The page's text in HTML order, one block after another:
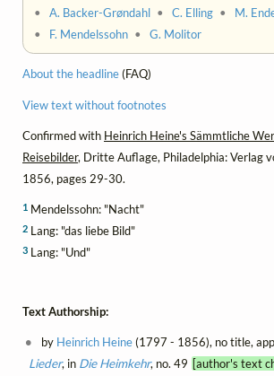
•A. Backer-Grøndahl •C. Elling • M.
• F. Mendelssohn •G. Molitor
About the headline(FAQ)
View text without footnotes
Confirmed with Heinrich Heine's Sämmtliche
Reisebilder, Dritte Auflage, Philadelphia: Verlag
1856, pages 29-30.
1 Mendelssohn: "Nacht"
2 Lang: "das liebe Bild"
3 Lang: "Und"
Text Authorship:
by Heinrich Heine(1797 - 1856), no title,
Lieder, in Die Heimkehr, no. 49 [author's text